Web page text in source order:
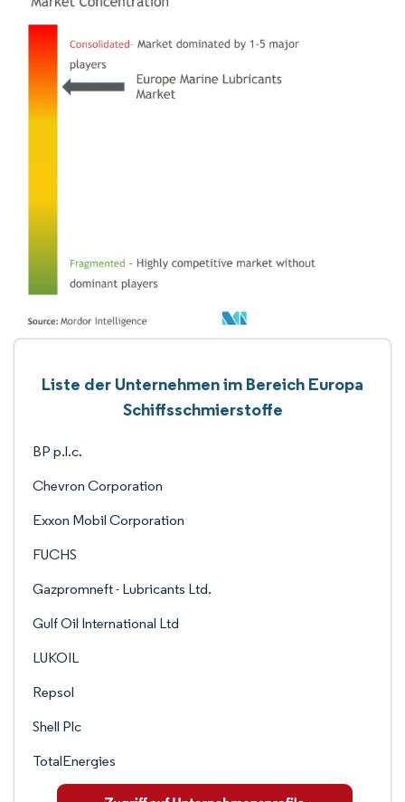
Liste der Unternehmen im Bereich Europa
Schiffsschmierstoffe
BP p.l.c.
Chevron Corporation
Exxon Mobil Corporation
FUCHS
Gazpromneft - Lubricants Ltd.
Gulf Oil International Ltd
LUKOIL
Repsol
Shell Plc
TotalEnergies